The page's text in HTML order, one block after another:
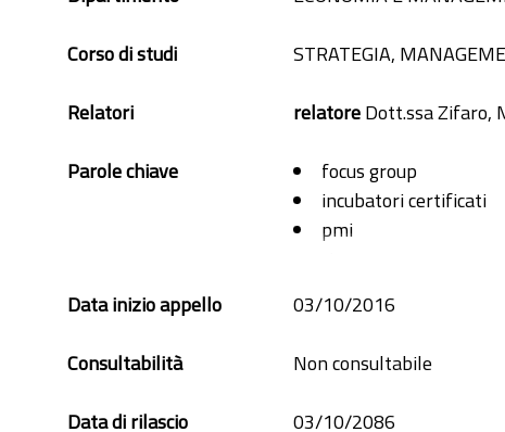
Corso di studi
STRATEGIA,
Relatori
relatoreDott.ssa Zifaro,
Parole chiave
focus group
incubatori certificati
pmi
Data inizio appello
03/10/2016
Consultabilità
Non consultabile
Data di rilascio
03/10/2086